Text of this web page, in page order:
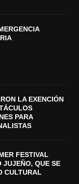
LA EXENCIÓN
PARA
FESTIVAL
JUJEÑO, QUE SE
CULTURAL